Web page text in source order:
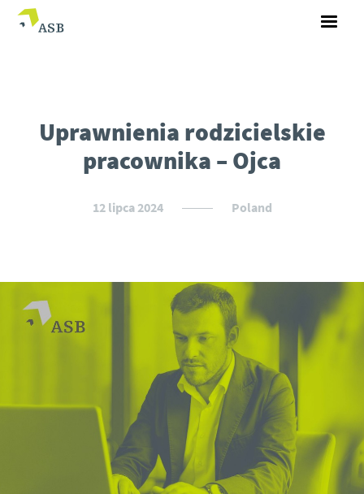
Uprawnienia rodzicielskie
pracownika – Ojca
12 lipca 2024 Poland